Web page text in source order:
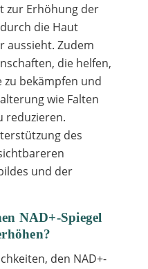
zur Erhöhung der
die Haut
aussieht. Zudem
die helfen,
zu bekämpfen und
wie Falten
reduzieren.
des
und der
NAD+-Spiegel
den NAD+-